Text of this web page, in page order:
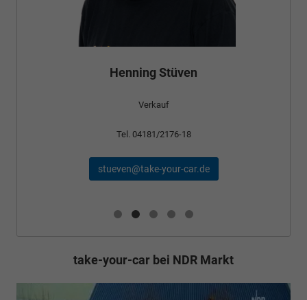
Henning Stüven
Verkauf
Tel. 04181/2176-18
stueven@take-your-car.de
take-your-car bei NDR Markt